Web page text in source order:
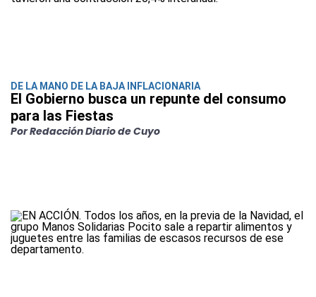
DE LA MANO DE LA BAJA INFLACIONARIA
El Gobierno busca un repunte del consumo
para las Fiestas
Por Redacción Diario de Cuyo